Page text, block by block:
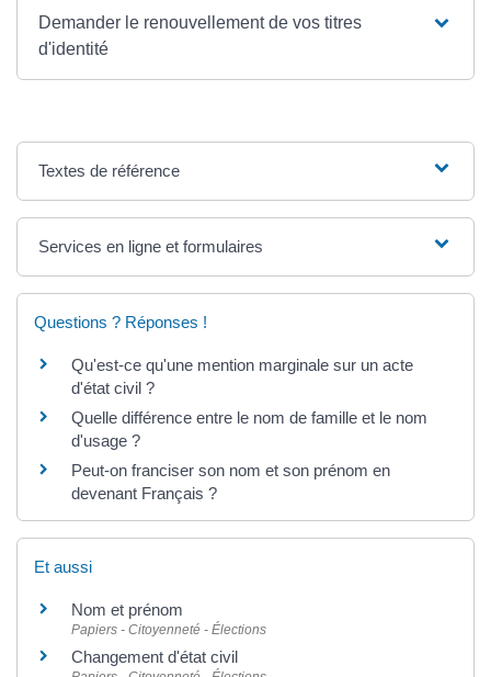
Demander le renouvellement de vos titres
d'identité
Textes de référence
Services en ligne et formulaires
Questions ? Réponses !
Qu'est-ce qu'une mention marginale sur un acte
d'état civil ?
Quelle différence entre le nom de famille et le nom
d'usage ?
Peut-on franciser son nom et son prénom en
devenant Français ?
Et aussi
Nom et prénom
Papiers - Citoyenneté - Élections
Changement d'état civil